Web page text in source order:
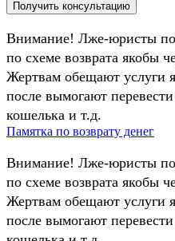
Внимание! Лже-юристы
по схеме возврата якобы
Жертвам обещают
после вымогают
кошелька и т.д.
Памятка по возврату денег
Внимание! Лже-юристы
по схеме возврата якобы
Жертвам обещают
после вымогают